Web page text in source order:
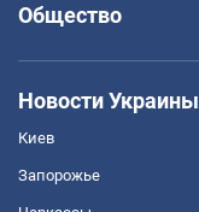
Общество
Новости Украины
Киев
Запорожье